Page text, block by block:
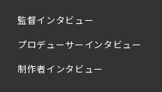
監督インタビュー
プロデューサーインタビュー
制作者インタビュー